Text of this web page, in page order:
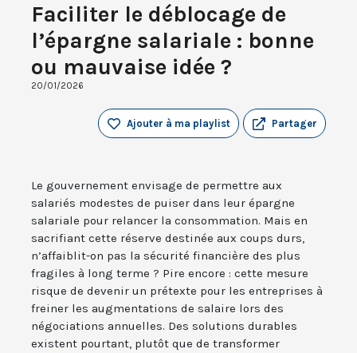
Faciliter le déblocage de
l’épargne salariale : bonne
ou mauvaise idée ?
20/01/2026
Partager
Ajouter à ma playlist
Le gouvernement envisage de permettre aux
salariés modestes de puiser dans leur épargne
salariale pour relancer la consommation. Mais en
sacrifiant cette réserve destinée aux coups durs,
n’affaiblit-on pas la sécurité financière des plus
fragiles à long terme ? Pire encore : cette mesure
risque de devenir un prétexte pour les entreprises à
freiner les augmentations de salaire lors des
négociations annuelles. Des solutions durables
existent pourtant, plutôt que de transformer